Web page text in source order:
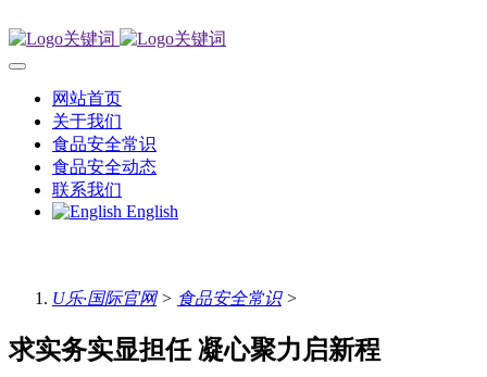
网站首页
关于我们
食品安全常识
食品安全动态
联系我们
English
U乐·国际官网> 食品安全常识>
求实务实显担任 凝心聚力启新程